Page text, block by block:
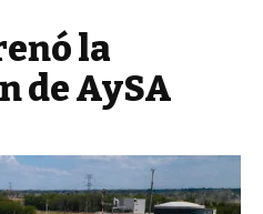
la
de AySA